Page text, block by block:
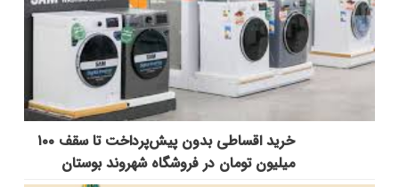
خرید اقساطی بدون پیش‌پرداخت تا سقف ۱۰۰
میلیون تومان در فروشگاه شهروند بوستان